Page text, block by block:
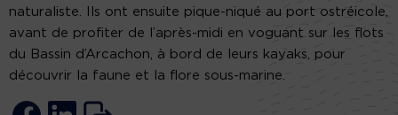
naturaliste. Ils ont ensuite pique-niqué au port ostréicole,
avant de profiter de l’après-midi en voguant sur les flots
du Bassin d’Arcachon, à bord de leurs kayaks, pour
découvrir la faune et la flore sous-marine.